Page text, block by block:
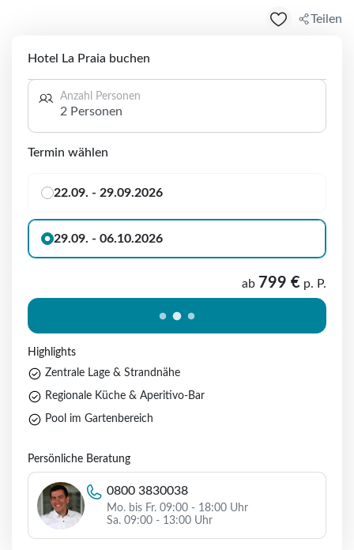
Teilen
Hotel La Praia buchen
Anzahl Personen
2 Personen
Termin wählen
22.09. - 29.09.2026
29.09. - 06.10.2026
ab 799 € p. P.
Highlights
Zentrale Lage & Strandnähe
Regionale Küche & Aperitivo-Bar
Pool im Gartenbereich
Persönliche Beratung
0800 3830038
Mo. bis Fr. 09:00 - 18:00 Uhr
Sa. 09:00 - 13:00 Uhr